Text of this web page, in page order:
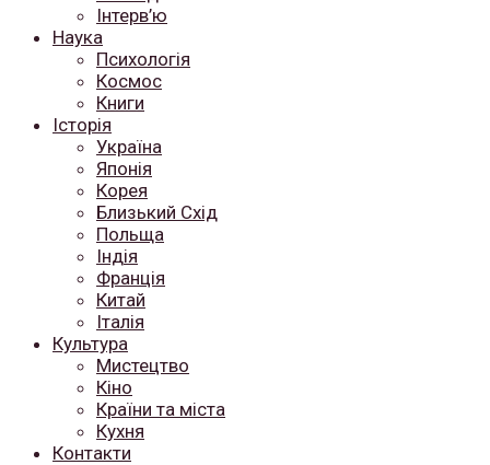
Інтерв’ю
Наука
Психологія
Космос
Книги
Історія
Україна
Японія
Корея
Близький Схід
Польща
Індія
Франція
Китай
Італія
Культура
Мистецтво
Кіно
Країни та міста
Кухня
Контакти